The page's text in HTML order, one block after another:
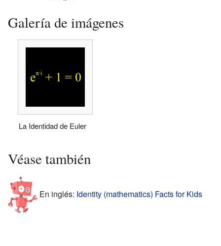
Galería de imágenes
La Identidad de Euler
Véase también
En inglés: Identity (mathematics) Facts for Kids